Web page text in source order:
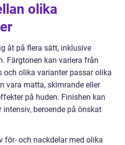
olika
åt på flera sätt, inklusive
Färgtonen kan variera från
olika varianter passar olika
vara matta, skimrande eller
på huden. Finishen kan
beroende på önskat
för- och nackdelar med olika